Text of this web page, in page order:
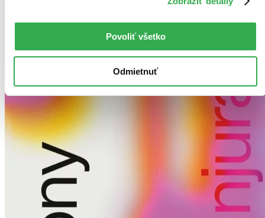
Povoliť všetko
Odmietnuť
pracovný deň.